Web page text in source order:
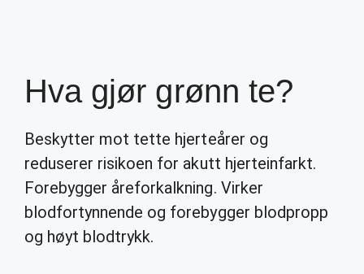
Hva gjør grønn te?
Beskytter mot tette hjerteårer og
reduserer risikoen for akutt hjerteinfarkt.
Forebygger åreforkalkning. Virker
blodfortynnende og forebygger blodpropp
og høyt blodtrykk.